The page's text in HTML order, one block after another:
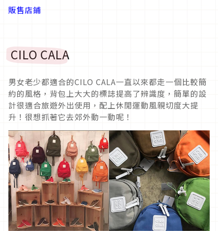
販售店鋪
CILO CALA
男女老少都適合的CILO CALA一直以來都走一個比較簡
約的風格，背包上大大的標誌提高了辨識度，簡單的設
計很適合旅遊外出使用，配上休閒運動風親切度大提
升！很想抓著它去郊外動一動呢！